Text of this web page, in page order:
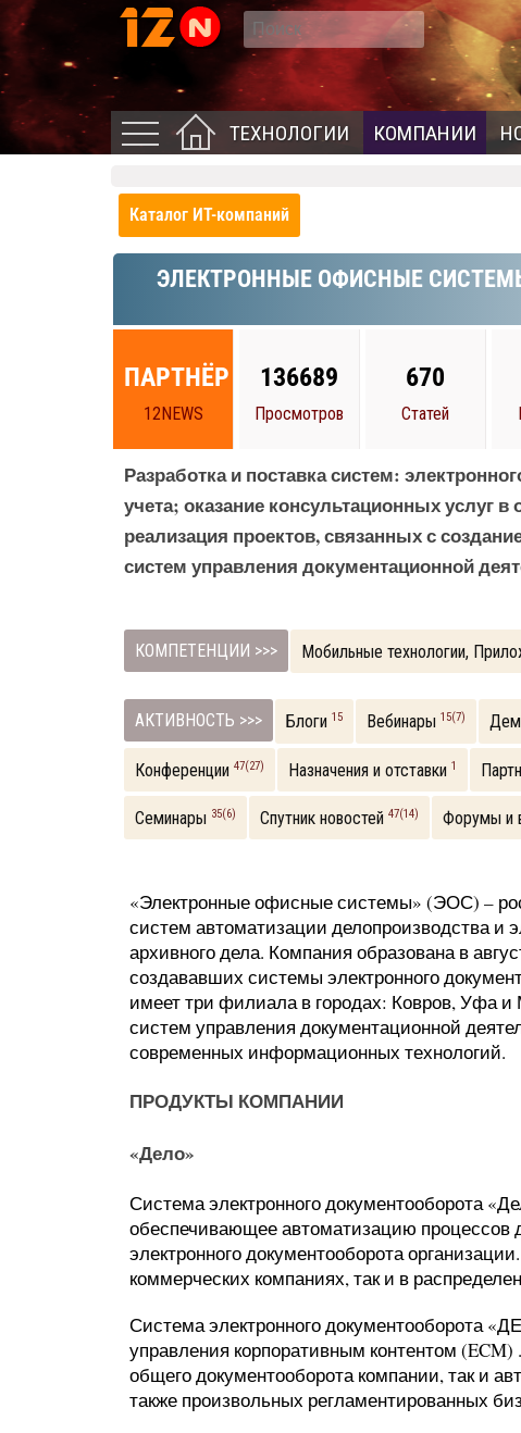
ТЕХНОЛОГИИ КОМПАНИИ
Каталог ИТ-компаний
ЭЛЕКТРОННЫЕ ОФИСНЫЕ
ПАРТНЁР
12NEWS
136689
Просмотров
670
Статей
Разработка и поставка систем:
учета; оказание консультационных услуг
реализация проектов, связанных с
систем управления документационной
КОМПЕТЕНЦИИ >>> Мобильные технологии,
АКТИВНОСТЬ >>> Блоги 15 Вебинары 15(7)
Конференции 47(27) Назначения и отставки 1
Семинары 35(6) Спутник новостей 47(14) Форумы и
«Электронные офисные системы» (ЭОС) –
систем автоматизации делопроизводства и
архивного дела. Компания образована в
создававших системы электронного
имеет три филиала в городах: Ковров, Уфа
систем управления документационной
современных информационных технологий.
ПРОДУКТЫ КОМПАНИИ
«Дело»
Система электронного документооборота
обеспечивающее автоматизацию процессов
электронного документооборота
коммерческих компаниях, так и в
Система электронного документооборота
управления корпоративным контентом
общего документооборота компании, так и
также произвольных регламентированных